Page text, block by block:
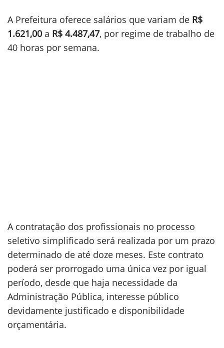
A Prefeitura oferece salários que variam de R$
1.621,00a R$ 4.487,47, por regime de trabalho de
40 horas por semana.
A contratação dos profissionais no processo
seletivo simplificado será realizada por um prazo
determinado de até doze meses. Este contrato
poderá ser prorrogado uma única vez por igual
período, desde que haja necessidade da
Administração Pública, interesse público
devidamente justificado e disponibilidade
orçamentária.